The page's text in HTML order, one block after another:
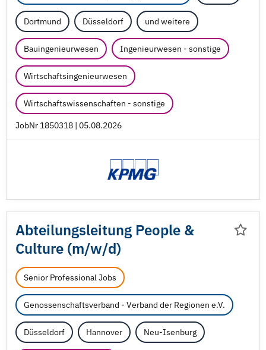
Dortmund Düsseldorf und weitere
Bauingenieurwesen Ingenieurwesen - sonstige
Wirtschaftsingenieurwesen
Wirtschaftswissenschaften - sonstige
JobNr 1850318 | 05.08.2026
Abteilungsleitung People &
Culture (m/w/d)
Senior Professional Jobs
Genossenschaftsverband - Verband der Regionen e.V.
Düsseldorf Hannover Neu-Isenburg